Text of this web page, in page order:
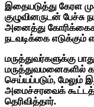
இதையடுத்து கேரள
குழுவினருடன்
அனைத்து கோரிக்கைகள்
நடவடிக்கை எடுக்கும்
மருத்துவர்களுக்கு
மருத்துவமனைகளில்
செய்யப்படும், மேலும்
அமைச்சரவைக்
தெரிவித்தார்.